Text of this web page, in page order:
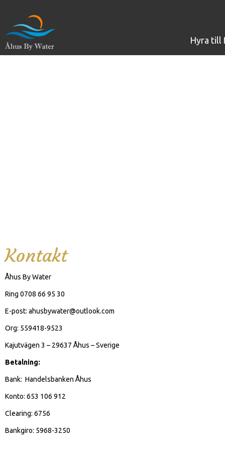
hyra
Kontakt
Åhus By Water
Ring 0708 66 95 30
E-post: ahusbywater@outlook.com
Org: 559418-9523
Kajutvägen 3 – 29637 Åhus – Sverige
Betalning:
Bank: Handelsbanken Åhus
Konto: 653 106 912
Clearing: 6756
Bankgiro: 5968-3250